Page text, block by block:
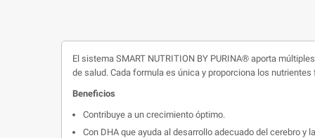
El sistema SMART NUTRITION BY PURINA® aporta
de salud. Cada formula es única y proporciona los
Beneficios
Contribuye a un crecimiento óptimo.
Con DHA que ayuda al desarrollo adecuado del cerebro y